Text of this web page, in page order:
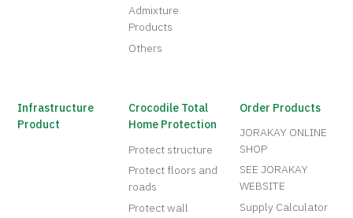
Admixture
Products
Others
Infrastructure
Product
Crocodile Total
Home Protection
Protect structure
Protect floors and
roads
Protect wall
Order Products
JORAKAY ONLINE
SHOP
SEE JORAKAY
WEBSITE
Supply Calculator